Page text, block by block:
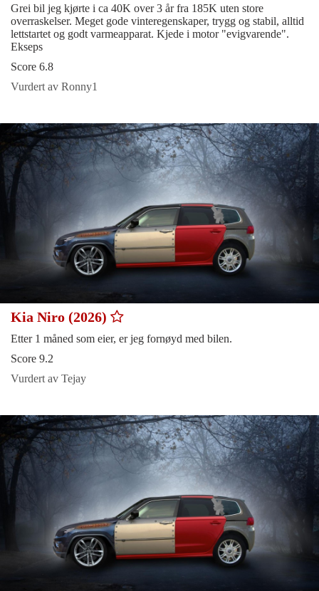
Grei bil jeg kjørte i ca 40K over 3 år fra 185K uten store
overraskelser. Meget gode vinteregenskaper, trygg og stabil, alltid
lettstartet og godt varmeapparat. Kjede i motor "evigvarende".
Ekseps
Score 6.8
Vurdert av Ronny1
Kia Niro (2026)
Etter 1 måned som eier, er jeg fornøyd med bilen.
Score 9.2
Vurdert av Tejay